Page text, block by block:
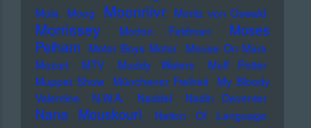
Mola
Moog Moonriivr Moritz von Oswald
Morrissey Morton Feldman
Moses
Pelham
Motor Boys Motor
Mouse On Mars
Mozart
MTV Muddy Waters
Muff Potter
Muppet Show
Münchener Freiheit
My Bloody
Valentine
N.W.A. Naddel Nadin Deventer
Nana Mouskouri
Nation Of Language